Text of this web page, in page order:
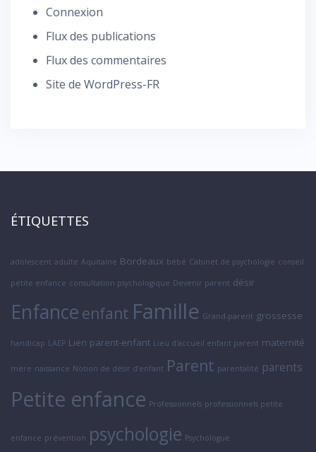
Connexion
Flux des publications
Flux des commentaires
Site de WordPress-FR
ÉTIQUETTES
adolescent adulte Aquitaine Bordeaux bébé Cabinet de psychologie conseil
petite enfance consultation psychologique Devenir parent désir
Enfance enfant Famille Grand-parent grossesse
handicap LAEP Lien parent-enfant Lieu d'accueil enfant parent maternité
mère naissance Notion de désir d'enfant Parent parentalité parents
Petite enfance Professionnels professionnels petite
enfance prévention psychologie Psychologue